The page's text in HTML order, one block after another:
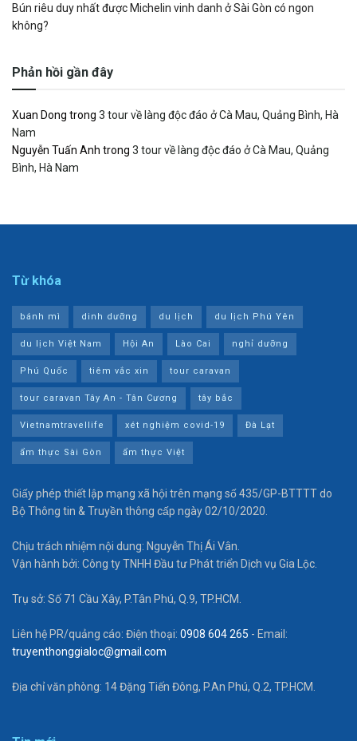
Bún riêu duy nhất được Michelin vinh danh ở Sài Gòn có ngon
không?
Phản hồi gần đây
Xuan Dong trong 3 tour về làng độc đáo ở Cà Mau, Quảng Bình, Hà
Nam
Nguyễn Tuấn Anh trong 3 tour về làng độc đáo ở Cà Mau, Quảng
Bình, Hà Nam
Từ khóa
bánh mì dinh dưỡng du lịch du lịch Phú Yên
du lịch Việt Nam Hội An Lào Cai nghỉ dưỡng
Phú Quốc tiêm vắc xin tour caravan
tour caravan Tây An - Tân Cương tây bắc
Vietnamtravellife xét nghiệm covid-19 Đà Lạt
ẩm thực Sài Gòn ẩm thực Việt
Giấy phép thiết lập mạng xã hội trên mạng số 435/GP-BTTTT do
Bộ Thông tin & Truyền thông cấp ngày 02/10/2020.
Chịu trách nhiệm nội dung: Nguyễn Thị Ái Vân.
Vận hành bởi: Công ty TNHH Đầu tư Phát triển Dịch vụ Gia Lộc.
Trụ sở: Số 71 Cầu Xây, P.Tân Phú, Q.9, TP.HCM.
Liên hệ PR/quảng cáo: Điện thoại: 0908 604 265 - Email:
truyenthonggialoc@gmail.com
Địa chỉ văn phòng: 14 Đặng Tiến Đông, P.An Phú, Q.2, TP.HCM.